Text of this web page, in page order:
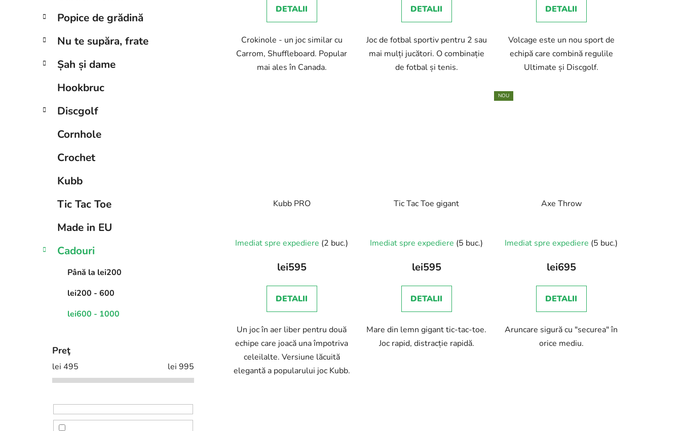
Popice de grădină
Nu te supăra, frate
Șah și dame
Hookbruc
Discgolf
Cornhole
Crochet
Kubb
Tic Tac Toe
Made in EU
Cadouri
Până la lei200
lei200 - 600
lei600 - 1000
Preţ
lei 495 lei 995
5,0
5
stele.
DETALII
Crokinole - un joc similar cu
Carrom, Shuffleboard. Popular
mai ales în Canada.
DETALII
Joc de fotbal sportiv pentru 2 sau
mai mulți jucători. O combinație
de fotbal și tenis.
DETALII
Volcage este un nou sport de
echipă care combină regulile
Ultimate și Discgolf.
Kubb PRO
Imediat spre expediere (2 buc.)
lei595
DETALII
Un joc în aer liber pentru două
echipe care joacă una împotriva
celeilalte. Versiune lăcuită
elegantă a popularului joc Kubb.
Tic Tac Toe gigant
Imediat spre expediere (5 buc.)
lei595
DETALII
Mare din lemn gigant tic-tac-toe.
Joc rapid, distracție rapidă.
NOU
Axe Throw
Imediat spre expediere (5 buc.)
lei695
DETALII
Aruncare sigură cu "securea" în
orice mediu.